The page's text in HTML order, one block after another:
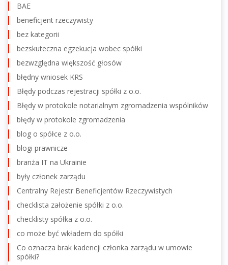
BAE
beneficjent rzeczywisty
bez kategorii
bezskuteczna egzekucja wobec spółki
bezwzględna większość głosów
błędny wniosek KRS
Błędy podczas rejestracji spółki z o.o.
Błędy w protokole notarialnym zgromadzenia wspólników
błędy w protokole zgromadzenia
blog o spółce z o.o.
blogi prawnicze
branża IT na Ukrainie
były członek zarządu
Centralny Rejestr Beneficjentów Rzeczywistych
checklista założenie spółki z o.o.
checklisty spółka z o.o.
co może być wkładem do spółki
Co oznacza brak kadencji członka zarządu w umowie
spółki?